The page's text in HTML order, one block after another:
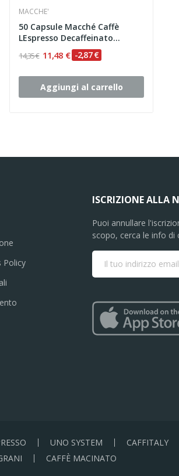
MACCHE'
50 Capsule Macché Caffè
LEspresso Decaffeinato...
14,35 € 11,48 € -2,87 €
Aggiungi al carrello
Policy
ISCRIZIONE ALLA
Puoi annullare
scopo, cerca le info di
UNO SYSTEM CAFFITALY
CAFFÈ MACINATO